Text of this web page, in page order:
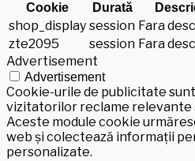
Cookie Durată
shop_display session Fara
zte2095
session Fara
Advertisement
Advertisement
Cookie-urile de publicitate
vizitatorilor reclame relevante
Aceste module cookie
web și colectează informații
personalizate.